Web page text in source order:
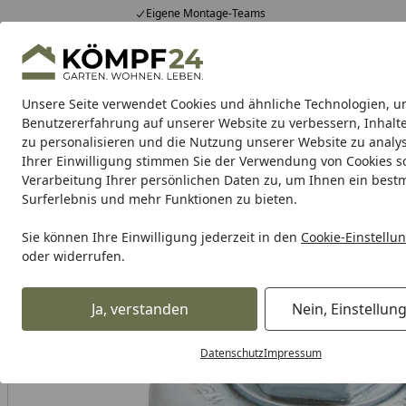
Unsere Seite verwendet Cookies und ähnliche Technologien,
Benutzererfahrung auf unserer Website zu verbessern,
zu personalisieren und die Nutzung unserer Website zu
Ihrer Einwilligung stimmen Sie der Verwendung von Cookies
Verarbeitung Ihrer persönlichen Daten zu, um Ihnen ein
Surferlebnis und mehr Funktionen zu bieten.
Sie können Ihre Einwilligung jederzeit in den Cookie-
oder widerrufen.
Ja, verstanden Nein,
DatenschutzImpressum
Eigene Montage-Teams
Hotline0 71 588 01 81
Mo-Fr. 8-16 Uhr 25.985 Bewertungen
Alle Produkte
Alle ProdukteHighlights Tipps & Tricks
Metabo Maschinen Akku-Aktion Zubehör
Startseite
Metabo
Metabo Topfbürste 65x0,35 mm/ M 14Stahlgezopft